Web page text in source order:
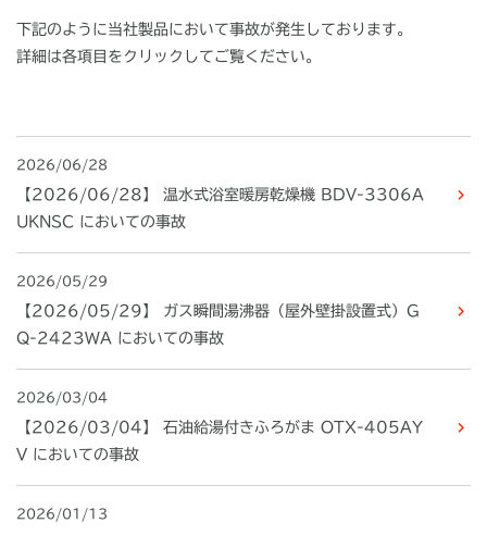
下記のように当社製品において事故が発生しております。
詳細は各項目をクリックしてご覧ください。
2026/06/28
【2026/06/28】 温水式浴室暖房乾燥機 BDV-3306A
UKNSC においての事故
2026/05/29
【2026/05/29】 ガス瞬間湯沸器（屋外壁掛設置式）G
Q-2423WA においての事故
2026/03/04
【2026/03/04】 石油給湯付きふろがま OTX-405AY
V においての事故
2026/01/13